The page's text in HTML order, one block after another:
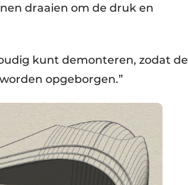
draaien om de druk en
kunt demonteren, zodat de
opgeborgen.”